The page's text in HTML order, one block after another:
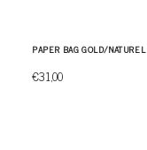
PAPER BAG GOLD/NATUREL
€31,00